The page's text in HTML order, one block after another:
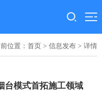
位置： 首页 > 信息发布 > 详情
台模式首拓施工领域